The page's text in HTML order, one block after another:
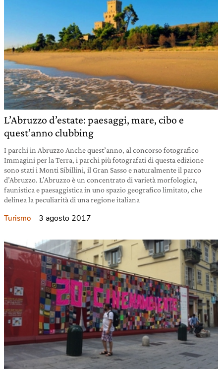
L’Abruzzo d’estate: paesaggi, mare, cibo e
quest’anno clubbing
I parchi in Abruzzo Anche quest’anno, al concorso fotografico
Immagini per la Terra, i parchi più fotografati di questa edizione
sono stati i Monti Sibillini, il Gran Sasso e naturalmente il parco
d’Abruzzo. L’Abruzzo è un concentrato di varietà morfologica,
faunistica e paesaggistica in uno spazio geografico limitato, che
delinea la peculiarità di una regione italiana
Turismo 3 agosto 2017